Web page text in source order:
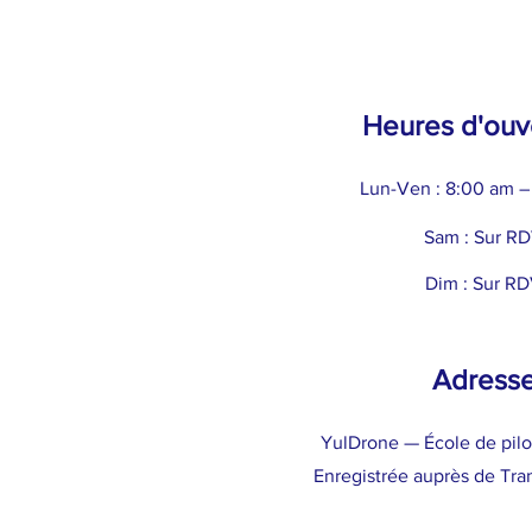
Heures
Lun-Ven : 8:00 am –
Sam : Sur
Dim : Sur
YulDrone — École de
Enregistrée auprès de